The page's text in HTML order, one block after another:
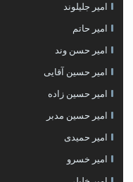
امیر جلیلوند
امیر حاتم
امیر حسن وند
امیر حسین آقایی
امیر حسین زاده
امیر حسین مدبر
امیر حمیدی
امیر خسرو